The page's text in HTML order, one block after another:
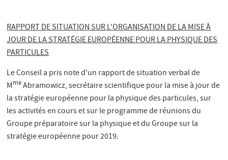
RAPPORT DE SITUATION SUR L'ORGANISATION DE LA MISE À
JOUR DE LA STRATÉGIE EUROPÉENNE POUR LA PHYSIQUE DES
PARTICULES
Le Conseil a pris note d'un rapport de situation verbal de
MmeAbramowicz, secrétaire scientifique pour la mise à jour de
la stratégie européenne pour la physique des particules, sur
les activités en cours et sur le programme de réunions du
Groupe préparatoire sur la physique et du Groupe sur la
stratégie européenne pour 2019.